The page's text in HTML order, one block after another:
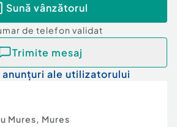
Sună vânzătorul
de telefon validat
Trimite mesaj
anunțuri ale utilizatorului
Mures, Mures